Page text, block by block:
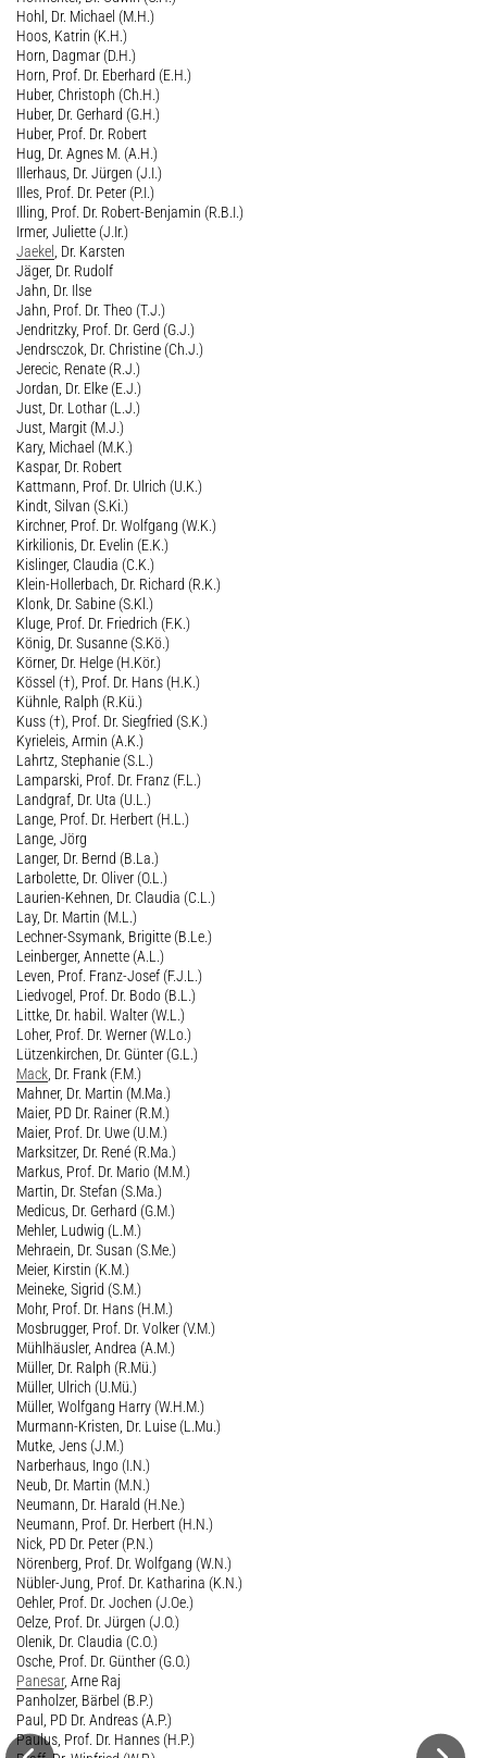
Hohl, Dr. Michael (M.H.)
Hoos, Katrin (K.H.)
Horn, Dagmar (D.H.)
Horn, Prof. Dr. Eberhard (E.H.)
Huber, Christoph (Ch.H.)
Huber, Dr. Gerhard (G.H.)
Huber, Prof. Dr. Robert
Hug, Dr. Agnes M. (A.H.)
Illerhaus, Dr. Jürgen (J.I.)
Illes, Prof. Dr. Peter (P.I.)
Illing, Prof. Dr. Robert-Benjamin (R.B.I.)
Irmer, Juliette (J.Ir.)
Jaekel , Dr. Karsten
Jäger, Dr. Rudolf
Jahn, Dr. Ilse
Jahn, Prof. Dr. Theo (T.J.)
Jendritzky, Prof. Dr. Gerd (G.J.)
Jendrsczok, Dr. Christine (Ch.J.)
Jerecic, Renate (R.J.)
Jordan, Dr. Elke (E.J.)
Just, Dr. Lothar (L.J.)
Just, Margit (M.J.)
Kary, Michael (M.K.)
Kaspar, Dr. Robert
Kattmann, Prof. Dr. Ulrich (U.K.)
Kindt, Silvan (S.Ki.)
Kirchner, Prof. Dr. Wolfgang (W.K.)
Kirkilionis, Dr. Evelin (E.K.)
Kislinger, Claudia (C.K.)
Klein-Hollerbach, Dr. Richard (R.K.)
Klonk, Dr. Sabine (S.Kl.)
Kluge, Prof. Dr. Friedrich (F.K.)
König, Dr. Susanne (S.Kö.)
Körner, Dr. Helge (H.Kör.)
Kössel (†), Prof. Dr. Hans (H.K.)
Kühnle, Ralph (R.Kü.)
Kuss (†), Prof. Dr. Siegfried (S.K.)
Kyrieleis, Armin (A.K.)
Lahrtz, Stephanie (S.L.)
Lamparski, Prof. Dr. Franz (F.L.)
Landgraf, Dr. Uta (U.L.)
Lange, Prof. Dr. Herbert (H.L.)
Lange, Jörg
Langer, Dr. Bernd (B.La.)
Larbolette, Dr. Oliver (O.L.)
Laurien-Kehnen, Dr. Claudia (C.L.)
Lay, Dr. Martin (M.L.)
Lechner-Ssymank, Brigitte (B.Le.)
Leinberger, Annette (A.L.)
Leven, Prof. Franz-Josef (F.J.L.)
Liedvogel, Prof. Dr. Bodo (B.L.)
Littke, Dr. habil. Walter (W.L.)
Loher, Prof. Dr. Werner (W.Lo.)
Lützenkirchen, Dr. Günter (G.L.)
Mack , Dr. Frank (F.M.)
Mahner, Dr. Martin (M.Ma.)
Maier, PD Dr. Rainer (R.M.)
Maier, Prof. Dr. Uwe (U.M.)
Marksitzer, Dr. René (R.Ma.)
Markus, Prof. Dr. Mario (M.M.)
Martin, Dr. Stefan (S.Ma.)
Medicus, Dr. Gerhard (G.M.)
Mehler, Ludwig (L.M.)
Mehraein, Dr. Susan (S.Me.)
Meier, Kirstin (K.M.)
Meineke, Sigrid (S.M.)
Mohr, Prof. Dr. Hans (H.M.)
Mosbrugger, Prof. Dr. Volker (V.M.)
Mühlhäusler, Andrea (A.M.)
Müller, Dr. Ralph (R.Mü.)
Müller, Ulrich (U.Mü.)
Müller, Wolfgang Harry (W.H.M.)
Murmann-Kristen, Dr. Luise (L.Mu.)
Mutke, Jens (J.M.)
Narberhaus, Ingo (I.N.)
Neub, Dr. Martin (M.N.)
Neumann, Dr. Harald (H.Ne.)
Neumann, Prof. Dr. Herbert (H.N.)
Nick, PD Dr. Peter (P.N.)
Nörenberg, Prof. Dr. Wolfgang (W.N.)
Nübler-Jung, Prof. Dr. Katharina (K.N.)
Oehler, Prof. Dr. Jochen (J.Oe.)
Oelze, Prof. Dr. Jürgen (J.O.)
Olenik, Dr. Claudia (C.O.)
Osche, Prof. Dr. Günther (G.O.)
Panesar, Arne Raj
Panholzer, Bärbel (B.P.)
Paul, PD Dr. Andreas (A.P.)
Paulus, Prof. Dr. Hannes (H.P.)